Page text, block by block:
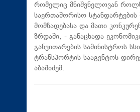
რომელიც მნიშვნელოვან
საერთაშორისო სტანდარტების
მომზადებასა და მათი
ზრდაში, - განაცხადა
განვითარების სამინისტროს
ტრანსპორტის სააგენტოს
აბაშიძემ.